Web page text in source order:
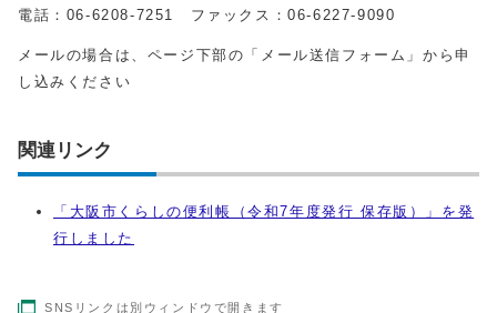
電話：06-6208-7251 ファックス：06-6227-9090
メールの場合は、ページ下部の「メール送信フォーム」から申
し込みください
関連リンク
「大阪市くらしの便利帳（令和7年度発行 保存版）」を発
行しました
SNSリンクは別ウィンドウで開きます